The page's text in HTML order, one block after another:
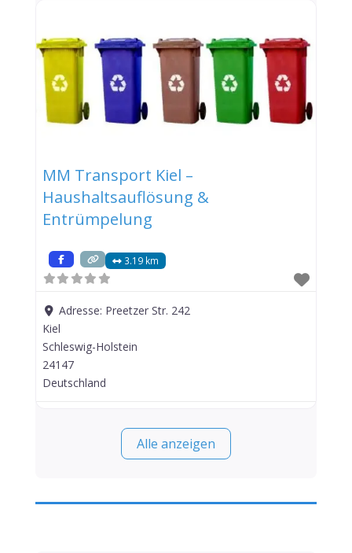
MM Transport Kiel –
Haushaltsauflösung &
Entrümpelung
3.19 km
Adresse: Preetzer Str. 242
Kiel
Schleswig-Holstein
24147
Deutschland
Alle anzeigen